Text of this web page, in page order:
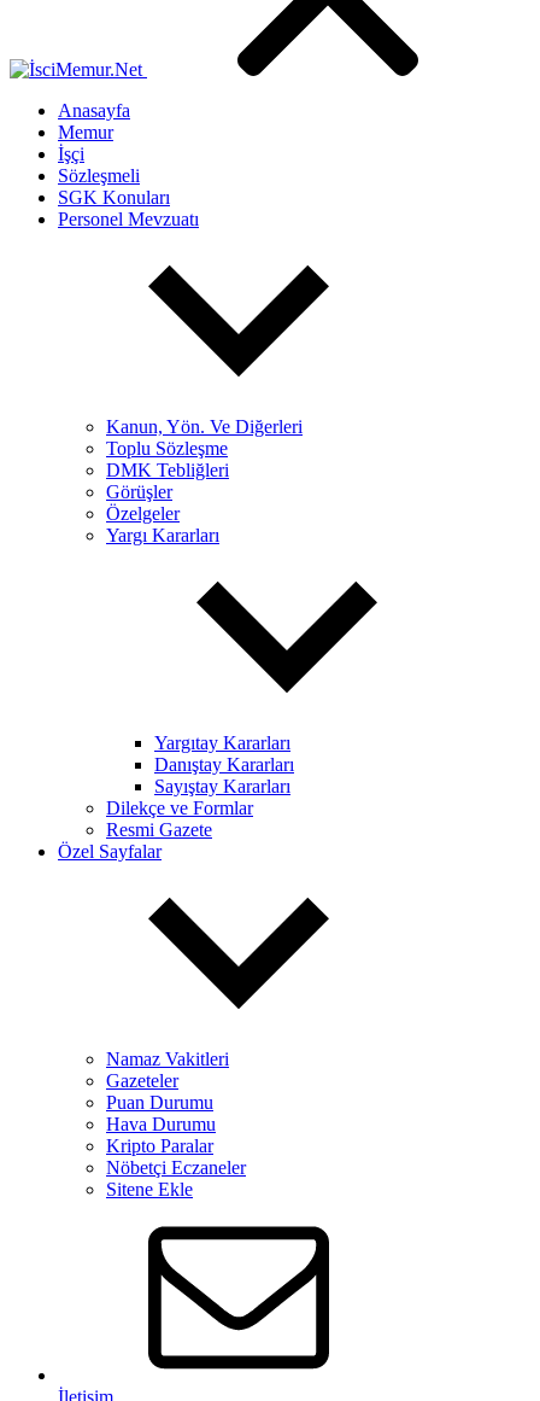
Anasayfa
Memur
İşçi
Sözleşmeli
SGK Konuları
Personel Mevzuatı
Kanun, Yön. Ve Diğerleri
Toplu Sözleşme
DMK Tebliğleri
Görüşler
Özelgeler
Yargı Kararları
Yargıtay Kararları
Danıştay Kararları
Sayıştay Kararları
Dilekçe ve Formlar
Resmi Gazete
Özel Sayfalar
Namaz Vakitleri
Gazeteler
Puan Durumu
Hava Durumu
Kripto Paralar
Nöbetçi Eczaneler
Sitene Ekle
İletişim